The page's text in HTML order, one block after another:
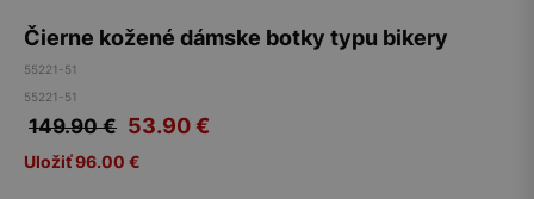
Čierne kožené dámske botky typu bikery
55221-51
55221-51
149.90 € 53.90€
Uložiť 96.00 €